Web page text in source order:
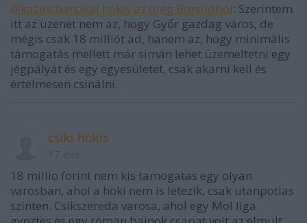
@kazincbarcikai hokis az öreg Borsodból: Szerintem
itt az üzenet nem az, hogy Győr gazdag város, de
mégis csak 18 milliót ad, hanem az, hogy minimális
támogatás mellett már simán lehet üzemeltetni egy
jégpályát és egy egyesületet, csak akarni kell és
értelmesen csinálni.
csiki hokis
18 millio forint nem kis tamogatas egy olyan
varosban, ahol a hoki nem is letezik, csak utanpotlas
szinten. Csikszereda varosa, ahol egy Mol liga